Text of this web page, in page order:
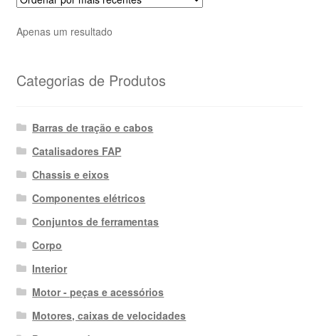
Apenas um resultado
Categorias de Produtos
Barras de tração e cabos
Catalisadores FAP
Chassis e eixos
Componentes elétricos
Conjuntos de ferramentas
Corpo
Interior
Motor - peças e acessórios
Motores, caixas de velocidades